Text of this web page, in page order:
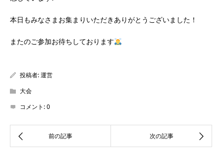
本日もみなさまお集まりいただきありがとうございました！
またのご参加お待ちしております
投稿者:運営
大会
コメント:0